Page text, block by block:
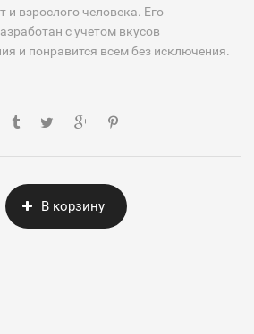
и взрослого человека. Его
с учетом вкусов
и понравится всем без исключения.
В корзину